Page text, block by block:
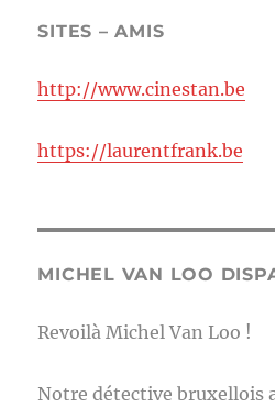
SITES – AMIS
http://www.cinestan.be
https://laurentfrank.be
MICHEL VAN LOO
Revoilà Michel Van Loo !
Notre détective bruxellois